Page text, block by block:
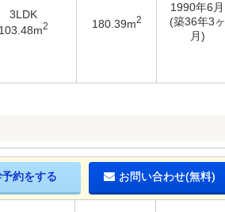
3LDK
103.48m2 180.39m2
1990年6月
(築36年3ヶ
月)
予約をする お問い合わせ(無料)